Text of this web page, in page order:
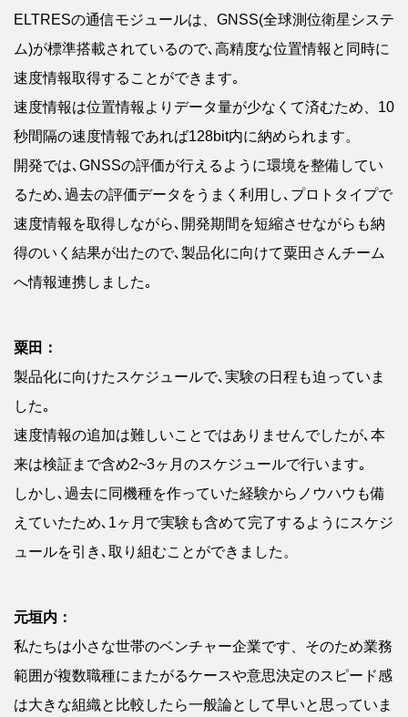
ELTRESの通信モジュールは、GNSS(全球測位衛星システ
ム)が標準搭載されているので､高精度な位置情報と同時に
速度情報取得することができます｡
速度情報は位置情報よりデータ量が少なくて済むため、10
秒間隔の速度情報であれば128bit内に納められます。
開発では､GNSSの評価が行えるように環境を整備してい
るため､過去の評価データをうまく利用し､プロトタイプで
速度情報を取得しながら､開発期間を短縮させながらも納
得のいく結果が出たので､製品化に向けて粟田さんチーム
へ情報連携しました｡
粟田：
製品化に向けたスケジュールで､実験の日程も迫っていま
した｡
速度情報の追加は難しいことではありませんでしたが､本
来は検証まで含め2~3ヶ月のスケジュールで行います｡
しかし､過去に同機種を作っていた経験からノウハウも備
えていたため､1ヶ月で実験も含めて完了するようにスケジ
ュールを引き､取り組むことができました。
元垣内：
私たちは小さな世帯のベンチャー企業です、そのため業務
範囲が複数職種にまたがるケースや意思決定のスピード感
は大きな組織と比較したら一般論として早いと思っていま